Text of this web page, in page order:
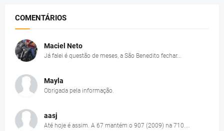
COMENTÁRIOS
Maciel Neto
Já falei é questão de meses, a São Benedito fechar...
Mayla
Obrigada pela informação.
aasj
Até hoje é assim. A 67 mantém o 907 (2009) na 710....